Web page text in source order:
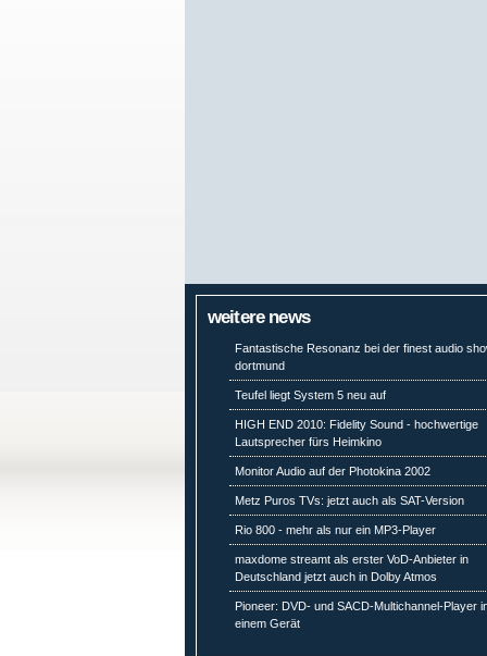
weitere news
Fantastische Resonanz bei der finest audio
dortmund
Teufel liegt System 5 neu auf
HIGH END 2010: Fidelity Sound - hochwertige
Lautsprecher fürs Heimkino
Monitor Audio auf der Photokina 2002
Metz Puros TVs: jetzt auch als SAT-Version
Rio 800 - mehr als nur ein MP3-Player
maxdome streamt als erster VoD-Anbieter in
Deutschland jetzt auch in Dolby Atmos
Pioneer: DVD- und SACD-Multichannel-Player
einem Gerät